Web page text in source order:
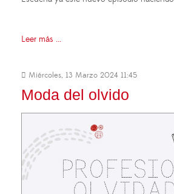
Leer más ...
Miércoles, 13 Marzo 2024 11:45
Moda del olvido